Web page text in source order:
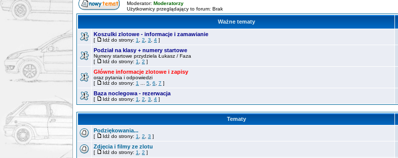
Moderator: Moderatorzy
Użytkownicy przeglądający to forum: Brak
Ważne tematy
Koszulki zlotowe - informacje i zamawianie
[ Idź do strony: 1 2 3 4 ]
Podział na klasy + numery startowe
Numery startowe przydziela Łukasz / Faza
[
Idź do strony: 1 2 ]
Główne informacje zlotowe i zapisy
oraz pytania i odpowiedzi
[
Idź do strony: 1 5 6 7 ]
Baza noclegowa - rezerwacja
[ Idź do strony: 1 2 3 4 ]
Tematy
Podziękowania...
[ Idź do strony: 1 2 3 ]
Zdjęcia i filmy ze zlotu
[ Idź do strony: 1 2 ]